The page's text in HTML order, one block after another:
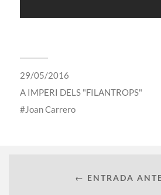
29/05/2016
A IMPERI DELS "FILANTROPS"
Joan Carrero
← ENTRADA